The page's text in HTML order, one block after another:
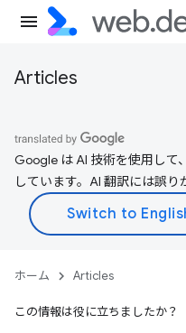
Articles
Google は AI 技術を使用して
しています。AI 翻訳には誤り
ホーム Articles
この情報は役に立ちましたか？